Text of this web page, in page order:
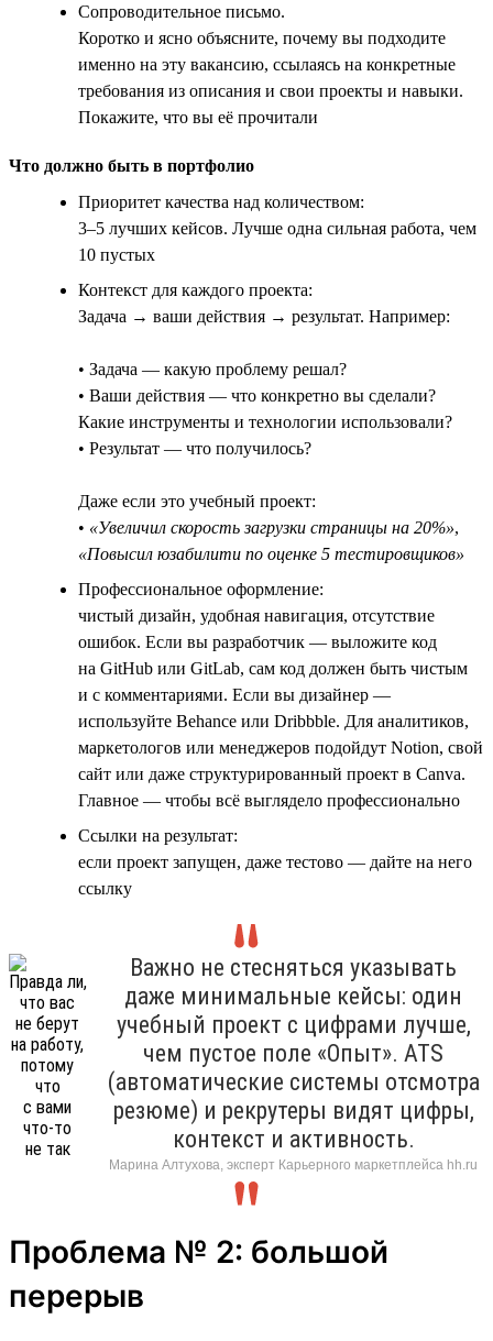
Сопроводительное письмо.
Коротко и ясно объясните, почему вы подходите
именно на эту вакансию, ссылаясь на конкретные
требования из описания и свои проекты и навыки.
Покажите, что вы её прочитали
Что должно быть в портфолио
Приоритет качества над количеством:
3–5 лучших кейсов. Лучше одна сильная работа, чем
10 пустых
Контекст для каждого проекта:
Задача → ваши действия → результат. Например:
• Задача — какую проблему решал?
• Ваши действия — что конкретно вы сделали?
Какие инструменты и технологии использовали?
• Результат — что получилось?
Даже если это учебный проект:
• «Увеличил скорость загрузки страницы на 20%»,
«Повысил юзабилити по оценке 5 тестировщиков»
Профессиональное оформление:
чистый дизайн, удобная навигация, отсутствие
ошибок. Если вы разработчик — выложите код
на GitHub или GitLab, сам код должен быть чистым
и с комментариями. Если вы дизайнер —
используйте Behance или Dribbble. Для аналитиков,
маркетологов или менеджеров подойдут Notion, свой
сайт или даже структурированный проект в Canva.
Главное — чтобы всё выглядело профессионально
Ссылки на результат:
если проект запущен, даже тестово — дайте на него
ссылку
Важно не стесняться указывать
даже минимальные кейсы: один
учебный проект с цифрами лучше,
чем пустое поле «Опыт». ATS
(автоматические системы отсмотра
резюме) и рекрутеры видят цифры,
контекст и активность.
Марина Алтухова, эксперт Карьерного маркетплейса hh.ru
Проблема № 2: большой
перерыв